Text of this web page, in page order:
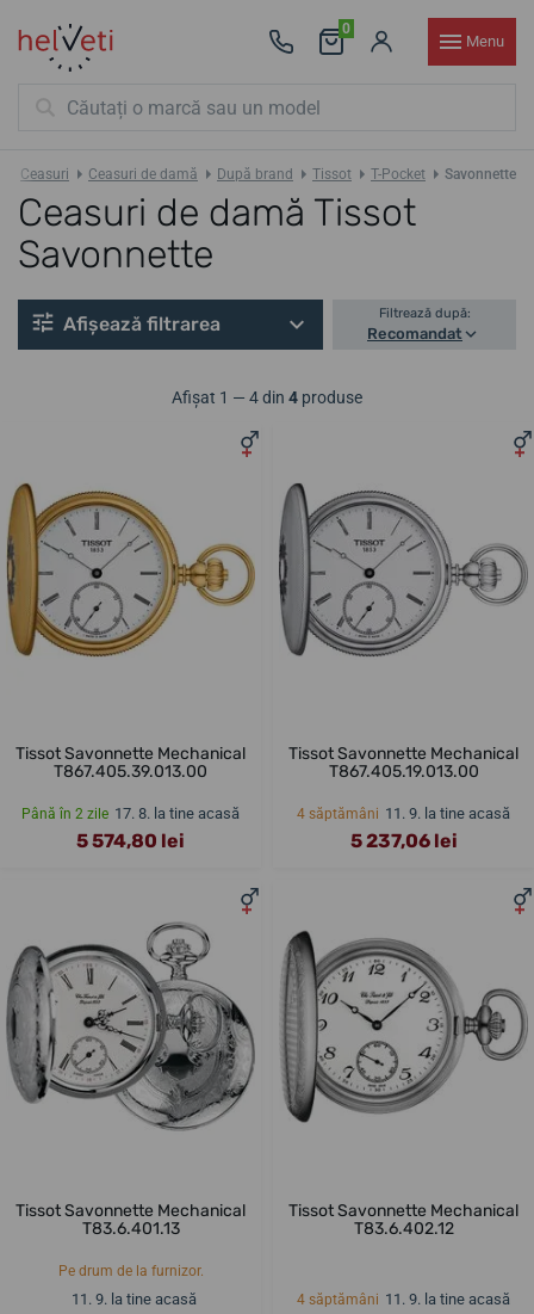
0
Menu
Ceasuri Ceasuri de damă După brand Tissot T-Pocket Savonnette
Ceasuri de damă Tissot
Savonnette
Afișează filtrarea Filtrează după:
Recomandat
Afișat 1 — 4 din 4 produse
Tissot Savonnette Mechanical
T867.405.39.013.00
Până în 2 zile 17. 8. la tine acasă
5 574,80 lei
Tissot Savonnette Mechanical
T867.405.19.013.00
4 săptămâni 11. 9. la tine acasă
5 237,06 lei
Tissot Savonnette Mechanical
T83.6.401.13
Pe drum de la furnizor.
11. 9. la tine acasă
Tissot Savonnette Mechanical
T83.6.402.12
4 săptămâni 11. 9. la tine acasă